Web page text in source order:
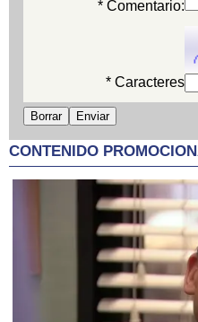
* Comentario:
* Caracteres